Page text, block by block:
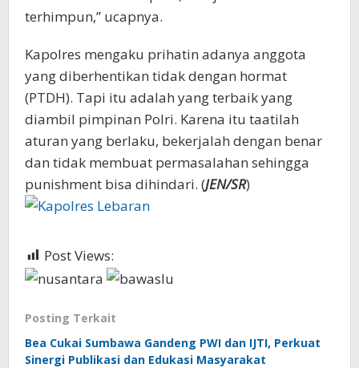
terhimpun,” ucapnya.
Kapolres mengaku prihatin adanya anggota
yang diberhentikan tidak dengan hormat
(PTDH). Tapi itu adalah yang terbaik yang
diambil pimpinan Polri. Karena itu taatilah
aturan yang berlaku, bekerjalah dengan benar
dan tidak membuat permasalahan sehingga
punishment bisa dihindari. (JEN/SR)
Post Views:
Posting Terkait
Bea Cukai Sumbawa Gandeng PWI dan IJTI, Perkuat
Sinergi Publikasi dan Edukasi Masyarakat